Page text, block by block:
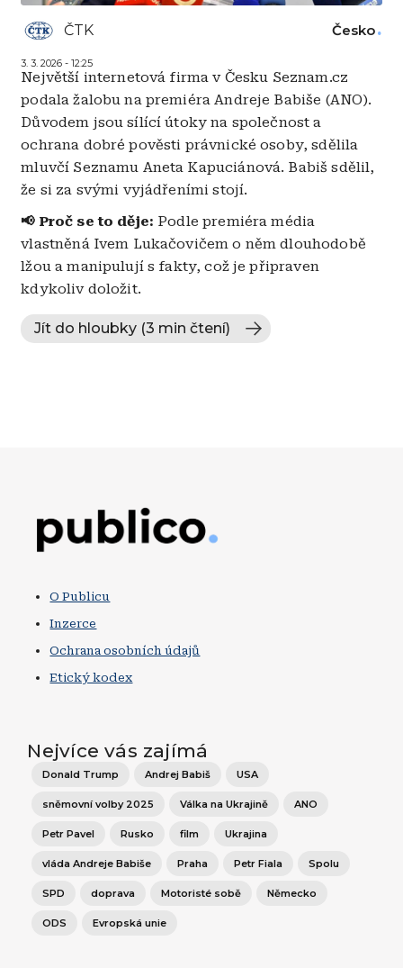
ČTK
3. 3. 2026 - 12:25
Česko
Největší internetová firma v Česku Seznam.cz
podala žalobu na premiéra Andreje Babiše (ANO).
Důvodem jsou sílící útoky na společnost a
ochrana dobré pověsti právnické osoby, sdělila
mluvčí Seznamu Aneta Kapuciánová. Babiš sdělil,
že si za svými vyjádřeními stojí.
📢 Proč se to děje: Podle premiéra média
vlastněná Ivem Lukačovičem o něm dlouhodobě
lžou a manipulují s fakty, což je připraven
kdykoliv doložit.
Jít do hloubky (3 min čtení)
O Publicu
Inzerce
Ochrana osobních údajů
Etický kodex
Nejvíce vás zajímá
Donald Trump Andrej Babiš USA
sněmovní volby 2025 Válka na Ukrajině ANO
Petr Pavel Rusko film Ukrajina
vláda Andreje Babiše Praha Petr Fiala Spolu
SPD doprava Motoristé sobě Německo
ODS Evropská unie